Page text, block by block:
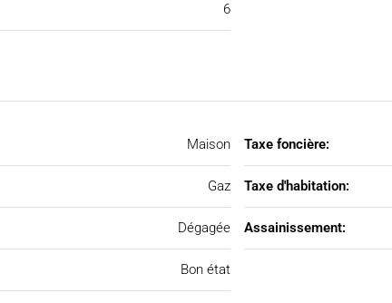
6
Maison
Gaz
Dégagée
Bon état
Taxe foncière:
Taxe d'habitation:
Assainissement: